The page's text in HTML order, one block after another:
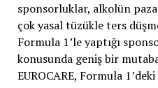
sponsorluklar, alkolün
çok yasal tüzükle ters
Formula 1’le yaptığı
konusunda geniş bir
EUROCARE, Formula